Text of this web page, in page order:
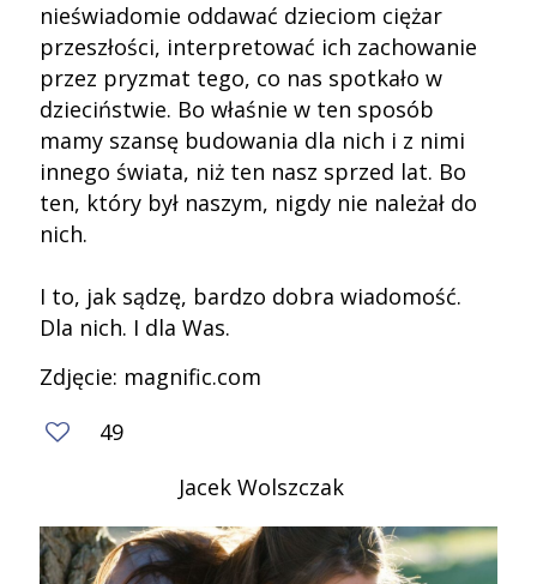
nieświadomie oddawać dzieciom ciężar
przeszłości, interpretować ich zachowanie
przez pryzmat tego, co nas spotkało w
dzieciństwie. Bo właśnie w ten sposób
mamy szansę budowania dla nich i z nimi
innego świata, niż ten nasz sprzed lat. Bo
ten, który był naszym, nigdy nie należał do
nich.
I to, jak sądzę, bardzo dobra wiadomość.
Dla nich. I dla Was.
Zdjęcie: magnific.com
49
Jacek Wolszczak